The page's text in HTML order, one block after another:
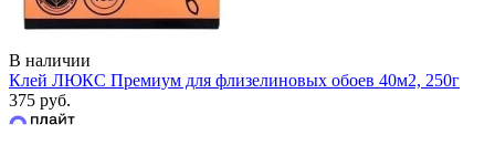
В наличии
Клей ЛЮКС Премиум для флизелиновых обоев 40м2, 250г
375 руб.